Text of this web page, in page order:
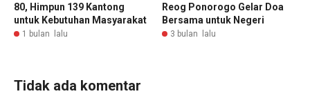
80, Himpun 139 Kantong
untuk Kebutuhan Masyarakat
1 bulan lalu
Reog Ponorogo Gelar Doa
Bersama untuk Negeri
3 bulan lalu
Tidak ada komentar